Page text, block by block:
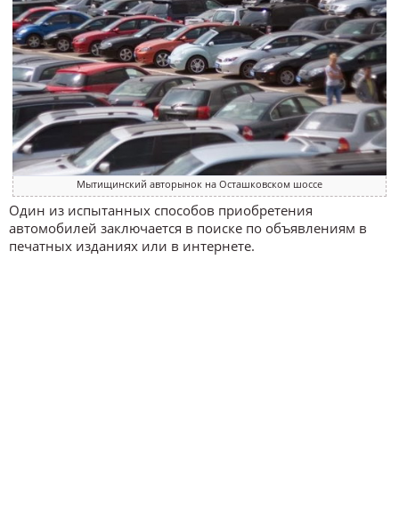
Мытищинский авторынок на Осташковском шоссе
Один из испытанных способов приобретения
автомобилей заключается в поиске по объявлениям в
печатных изданиях или в интернете.